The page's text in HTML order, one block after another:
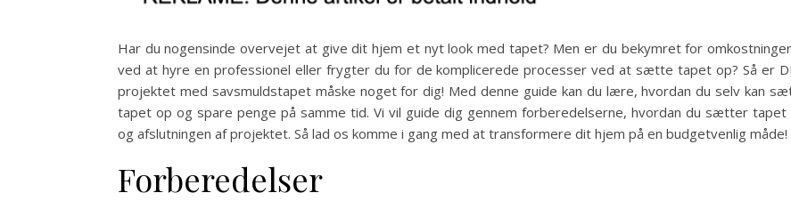
Har du nogensinde overvejet at give dit hjem et nyt look med tapet? Men er du bekymret for
ved at hyre en professionel eller frygter du for de komplicerede processer ved at sætte tapet op? Så er
projektet med savsmuldstapet måske noget for dig! Med denne guide kan du lære, hvordan du selv kan
tapet op og spare penge på samme tid. Vi vil guide dig gennem forberedelserne, hvordan du sætter tapet
og afslutningen af projektet. Så lad os komme i gang med at transformere dit hjem på en budgetvenlig måde!
Forberedelser